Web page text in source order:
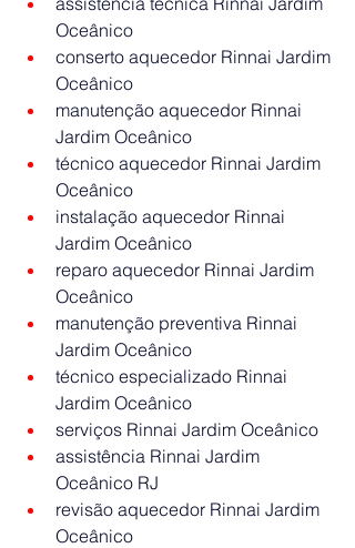
Oceânico
conserto aquecedor Rinnai Jardim
Oceânico
manutenção aquecedor Rinnai
Jardim Oceânico
técnico aquecedor Rinnai Jardim
Oceânico
instalação aquecedor Rinnai
Jardim Oceânico
reparo aquecedor Rinnai Jardim
Oceânico
manutenção preventiva Rinnai
Jardim Oceânico
técnico especializado Rinnai
Jardim Oceânico
serviços Rinnai Jardim Oceânico
assistência Rinnai Jardim
Oceânico RJ
revisão aquecedor Rinnai Jardim
Oceânico